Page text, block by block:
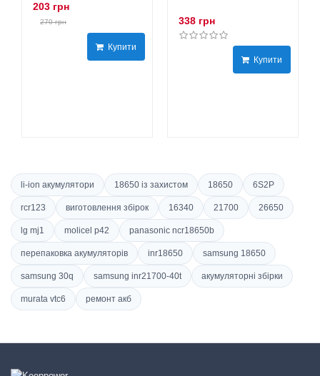
203 грн
270 грн
Купити
338 грн
Купити
li-ion акумулятори 18650 із захистом 18650 6S2P
rcr123 виготовлення збірок 16340 21700 26650
lg mj1 molicel p42 panasonic ncr18650b
перепаковка акумуляторів inr18650 samsung 18650
samsung 30q samsung inr21700-40t акумуляторні збірки
murata vtc6 ремонт акб